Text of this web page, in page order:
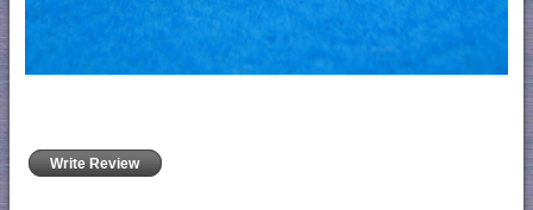
Write Review